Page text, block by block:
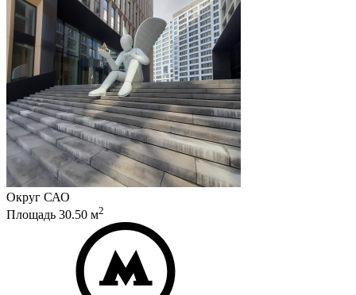
Округ САО
Площадь 30.50 м2